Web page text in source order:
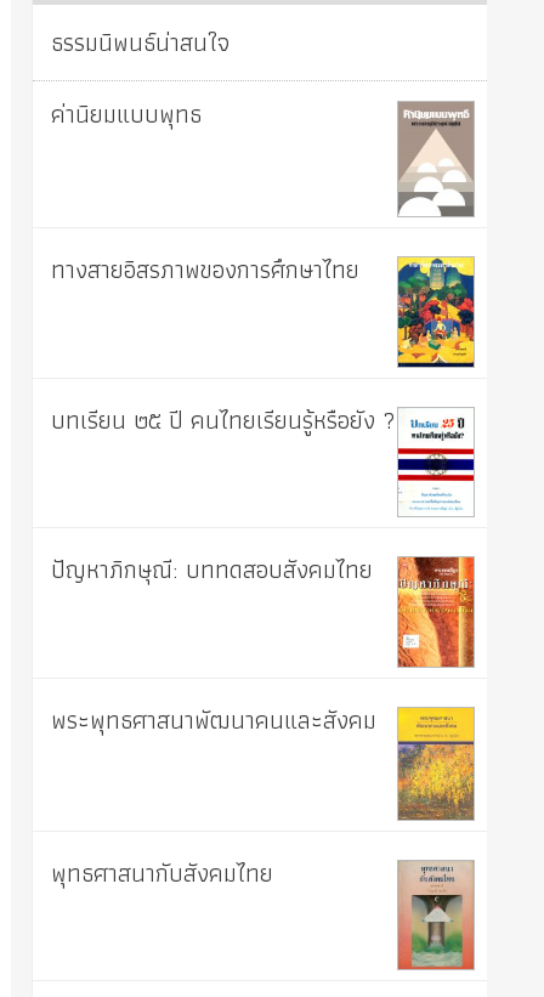
ธรรมนิพนธ์น่าสนใจ
ค่านิยมแบบพุทธ
ทางสายอิสรภาพของการศึกษาไทย
บทเรียน ๒๕ ปี คนไทยเรียนรู้หรือยัง ?
ปัญหาภิกษุณี: บททดสอบสังคมไทย
พระพุทธศาสนาพัฒนาคนและสังคม
พุทธศาสนากับสังคมไทย